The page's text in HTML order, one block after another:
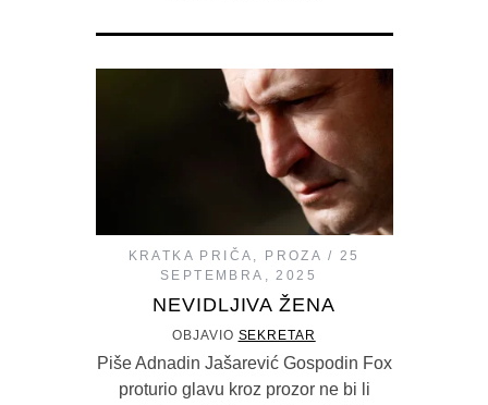
KRATKA PRIČA , PROZA
25
SEPTEMBRA, 2025
NEVIDLJIVA ŽENA
OBJAVIO SEKRETAR
Piše Adnadin Jašarević Gospodin Fox
proturio glavu kroz prozor ne bi li